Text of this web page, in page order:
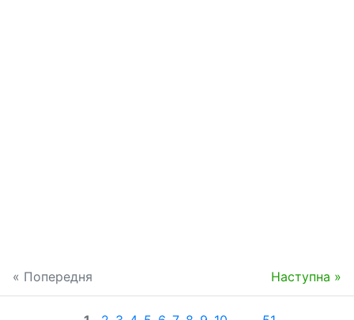
« Попередня Наступна »